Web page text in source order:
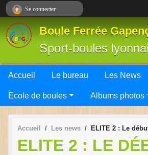
Boule Ferrée
Sport-boules
Accueil Le bureau Les News
Ecole de boules Albums photos
Accueil Les news ELITE 2 : Le
ELITE 2 : LE
Se connecter
Panneau de gestion des cookies